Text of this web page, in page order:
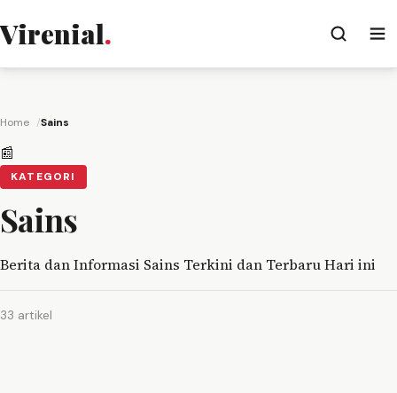
Virenial.
Home Sains
📰
KATEGORI
Sains
Berita dan Informasi Sains Terkini dan Terbaru Hari ini
33 artikel